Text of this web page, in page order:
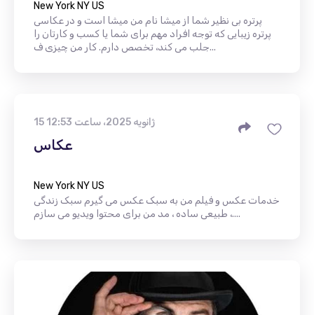
New York NY US
پرتره بی نظیر شما از میشا نام من میشا است و در عکاسی
پرتره زیبایی که توجه افراد مهم برای شما یا کسب و کارتان را
جلب می کند، تخصص دارم. کار من چیزی ف...
15 ژانویه 2025، ساعت 12:53
عکاس
New York NY US
خدمات عکس و فیلم من به سبک عکس می گیرم سبک زندگی
، طبیعی ساده ، مد من برای محتوا ویدیو می سازم....